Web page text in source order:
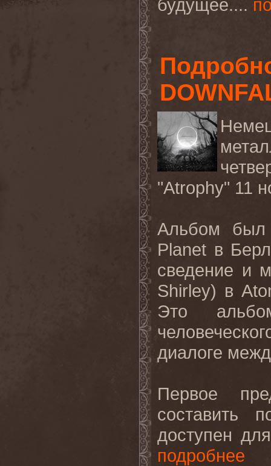
будущее....
"Atrophy" 11
Альбом
Planet в
сведение и
Shirley) в
Это
диалоге
Первое
составить
доступен
подробнее